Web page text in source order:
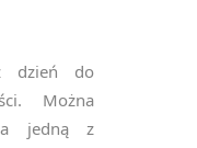
dzień do
Można
jedną z